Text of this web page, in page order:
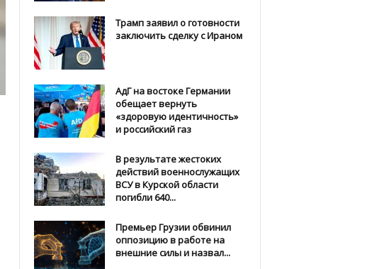
Трамп заявил о готовности
заключить сделку с Ираном
АдГ на востоке Германии
обещает вернуть
«здоровую идентичность»
и российский газ
В результате жестоких
действий военнослужащих
ВСУ в Курской области
погибли 640...
Премьер Грузии обвинил
оппозицию в работе на
внешние силы и назвал...